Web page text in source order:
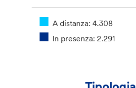
A distanza: 4.308
In presenza: 2.291